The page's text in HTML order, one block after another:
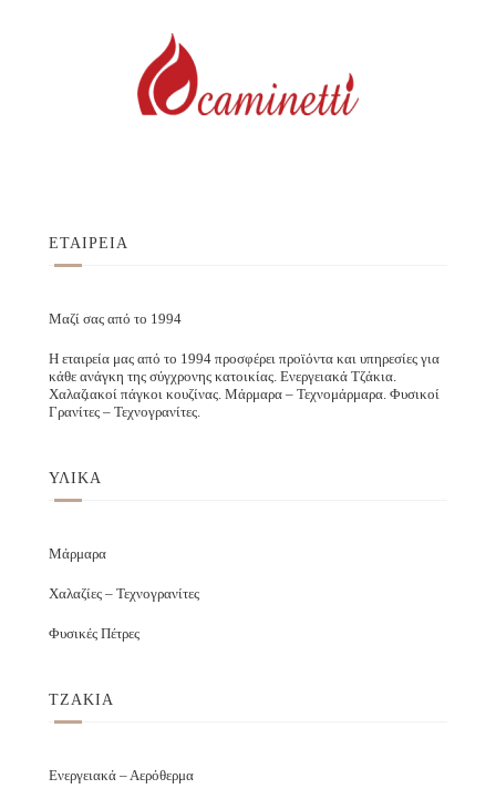
ΕΤΑΙΡΕΙΑ
Μαζί σας από το 1994
Η εταιρεία μας από το 1994 προσφέρει προϊόντα και υπηρεσίες για
κάθε ανάγκη της σύγχρονης κατοικίας. Ενεργειακά Τζάκια.
Χαλαζιακοί πάγκοι κουζίνας. Μάρμαρα – Τεχνομάρμαρα. Φυσικοί
Γρανίτες – Τεχνογρανίτες.
ΥΛΙΚΑ
Μάρμαρα
Χαλαζίες – Τεχνογρανίτες
Φυσικές Πέτρες
ΤΖΑΚΙΑ
Ενεργειακά – Αερόθερμα